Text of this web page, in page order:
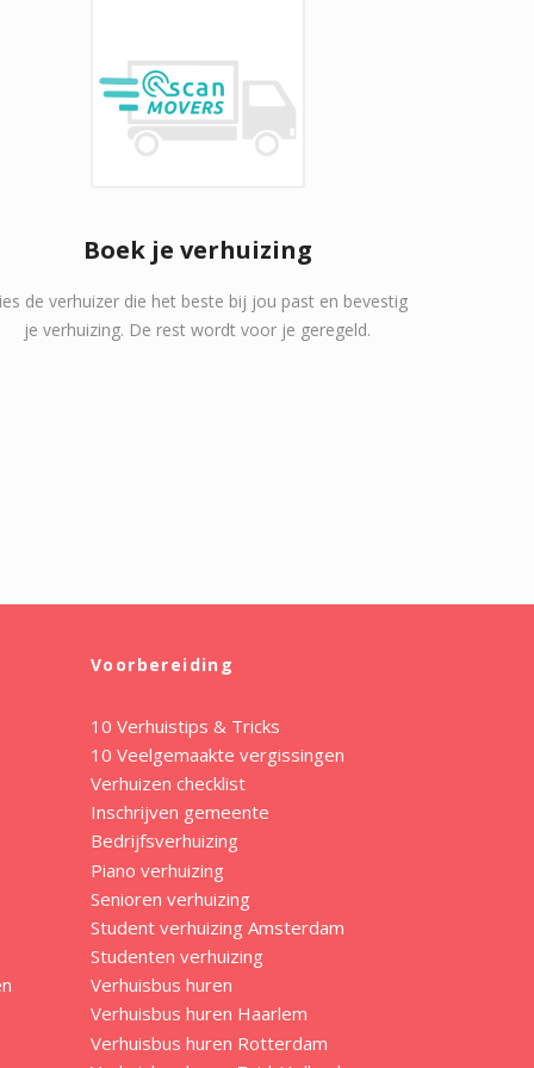
Boek je verhuizing
de verhuizer die het beste bij jou past en bevestig
je verhuizing. De rest wordt voor je geregeld.
Voorbereiding
10 Verhuistips & Tricks
10 Veelgemaakte vergissingen
Verhuizen checklist
Inschrijven gemeente
Bedrijfsverhuizing
Piano verhuizing
Senioren verhuizing
Student verhuizing Amsterdam
Studenten verhuizing
Verhuisbus huren
Verhuisbus huren Haarlem
Verhuisbus huren Rotterdam